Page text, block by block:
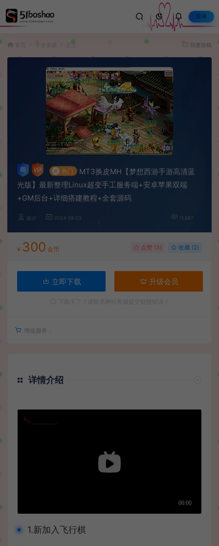
登录
手游资源 正文 我要投稿
# 热门
MT3换皮MH【梦想西游手游高清蓝
光版】最新整理Linux超变手工服务端+安卓苹果双端
+GM后台+详细搭建教程+全套源码
波少 2024-08-03 11,667
¥ 300 金币 点赞 (3) 收藏 (2)
立即下载 升级会员
增值服务：
详情介绍
1.新加入飞行棋